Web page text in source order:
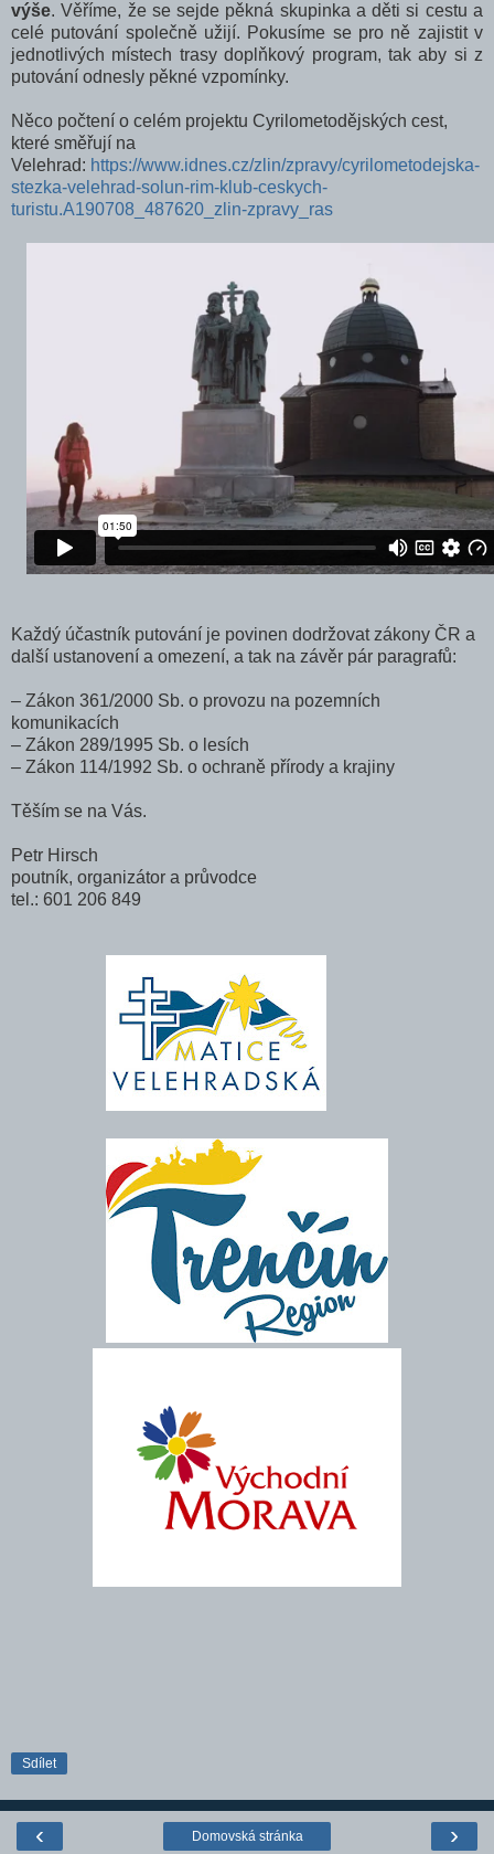
výše. Věříme, že se sejde pěkná skupinka a děti si cestu a
celé putování společně užijí. Pokusíme se pro ně zajistit v
jednotlivých místech trasy doplňkový program, tak aby si z
putování odnesly pěkné vzpomínky.
Něco počtení o celém projektu Cyrilometodějských cest,
které směřují na
Velehrad: https://www.idnes.cz/zlin/zpravy/cyrilometodejska-
stezka-velehrad-solun-rim-klub-ceskych-
turistu.A190708_487620_zlin-zpravy_ras
Každý účastník putování je povinen dodržovat zákony ČR a
další ustanovení a omezení, a tak na závěr pár paragrafů:
– Zákon 361/2000 Sb. o provozu na pozemních
komunikacích
– Zákon 289/1995 Sb. o lesích
– Zákon 114/1992 Sb. o ochraně přírody a krajiny
Těším se na Vás.
Petr Hirsch
poutník, organizátor a průvodce
tel.: 601 206 849
Sdílet
‹ ›
Domovská stránka